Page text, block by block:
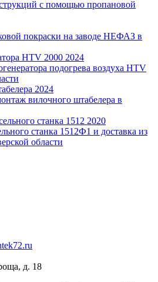
покраски на заводе НЕФАЗ в
2024
подогрева воздуха HTV
2024
вилочного штабелера в
2020
станка 1512Ф1 и доставка из
области
д. 18